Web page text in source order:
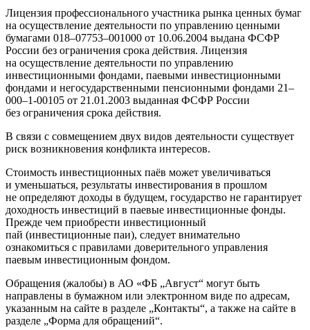
Лицензия профессионального участника рынка ценных бумаг
на осуществление деятельности по управлению ценными
бумагами 018–07753–001000 от 10.06.2004 выдана ФСФР
России без ограничения срока действия. Лицензия
на осуществление деятельности по управлению
инвестиционными фондами, паевыми инвестиционными
фондами и негосударственными пенсионными фондами 21–
000–1-00105 от 21.01.2003 выданная ФСФР России
без ограничения срока действия.
В связи с совмещением двух видов деятельности существует
риск возникновения конфликта интересов.
Стоимость инвестиционных паёв может увеличиваться
и уменьшаться, результаты инвестирования в прошлом
не определяют доходы в будущем, государство не гарантирует
доходность инвестиций в паевые инвестиционные фонды.
Прежде чем приобрести инвестиционный
пай (инвестиционные паи), следует внимательно
ознакомиться с правилами доверительного управления
паевым инвестиционным фондом.
Обращения (жалобы) в АО «ФБ „Август“ могут быть
направлены в бумажном или электронном виде по адресам,
указанным на сайте в разделе „Контакты“, а также на сайте в
разделе „Форма для обращений“.